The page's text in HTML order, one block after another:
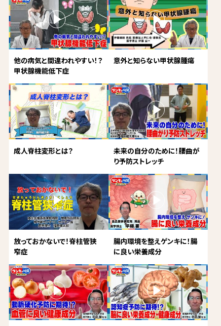
他の病気と間違われやすい！？
甲状腺機能低下症
意外と知らない甲状腺腫瘍
成人脊柱変形とは？
未来の自分のために！腰曲が
り予防ストレッチ
放っておかないで！脊柱管狭
窄症
腸内環境を整えゲンキに！腸
に良い栄養成分